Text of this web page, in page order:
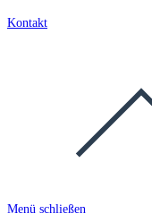
Kontakt
Menü schließen